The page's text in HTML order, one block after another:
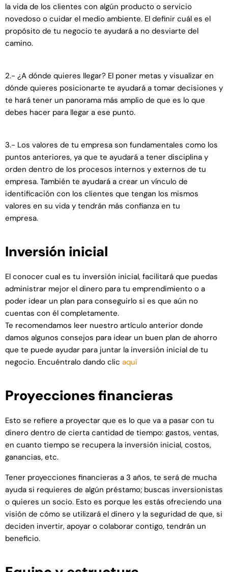
la vida de los clientes con algún producto o servicio
novedoso o cuidar el medio ambiente. El definir cuál es el
propósito de tu negocio te ayudará a no desviarte del
camino.
2.- ¿A dónde quieres llegar? El poner metas y visualizar en
dónde quieres posicionarte te ayudará a tomar decisiones y
te hará tener un panorama más amplio de que es lo que
debes hacer para llegar a ese punto.
3.- Los valores de tu empresa son fundamentales como los
puntos anteriores, ya que te ayudará a tener disciplina y
orden dentro de los procesos internos y externos de tu
empresa. También te ayudará a crear un vínculo de
identificación con los clientes que tengan los mismos
valores en su vida y tendrán más confianza en tu
empresa.
Inversión inicial
El conocer cual es tu inversión inicial, facilitará que puedas
administrar mejor el dinero para tu emprendimiento o a
poder idear un plan para conseguirlo si es que aún no
cuentas con él completamente.
Te recomendamos leer nuestro artículo anterior donde
damos algunos consejos para idear un buen plan de ahorro
que te puede ayudar para juntar la inversión inicial de tu
negocio. Encuéntralo dando clic aquí
Proyecciones financieras
Esto se refiere a proyectar que es lo que va a pasar con tu
dinero dentro de cierta cantidad de tiempo: gastos, ventas,
en cuanto tiempo se recupera la inversión inicial, costos,
ganancias, etc.
Tener proyecciones financieras a 3 años, te será de mucha
ayuda si requieres de algún préstamo; buscas inversionistas
o quieres un socio. Esto es porque les estás ofreciendo una
visión de cómo se utilizará el dinero y la seguridad de que, si
deciden invertir, apoyar o colaborar contigo, tendrán un
beneficio.